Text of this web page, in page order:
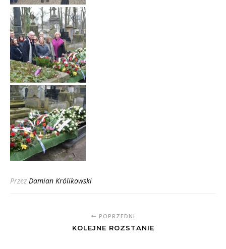
Przez Damian Królikowski
POPRZEDNI
KOLEJNE ROZSTANIE